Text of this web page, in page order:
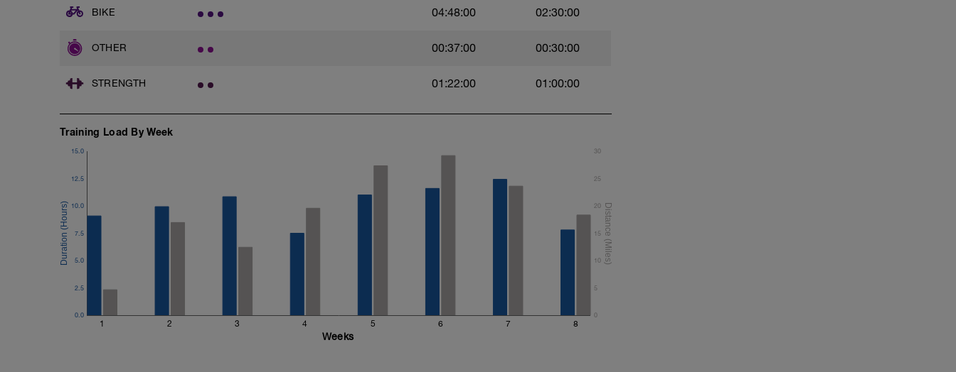
BIKE 04:48:00 02:30:00
OTHER 00:37:00 00:30:00
STRENGTH 01:22:00 01:00:00
Training Load By Week
1 2 3 4 5 6 7 8
0.0
2.5
5.0
7.5
10.0
12.5
15.0
0
5
10
15
20
25
30
Weeks